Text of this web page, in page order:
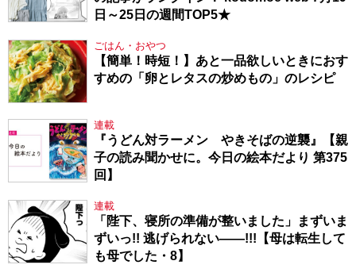
日～25日の週間TOP5★
ごはん・おやつ
【簡単！時短！】あと一品欲しいときにおす
すめの「卵とレタスの炒めもの」のレシピ
連載
『うどん対ラーメン やきそばの逆襲』【親
子の読み聞かせに。今日の絵本だより 第375
回】
連載
「陛下、寝所の準備が整いました」まずいま
ずいっ!! 逃げられない――!!!【母は転生して
も母でした・8】